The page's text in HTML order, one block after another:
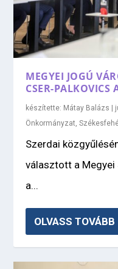
MEGYEI JOGÚ
CSER-PALKOVICS
készítette: Mátay Balázs |
Önkormányzat ,
Szerdai
választott a
a...
OLVASS TOVÁBB